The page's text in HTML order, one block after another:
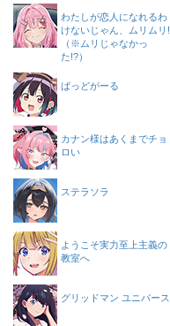
わたしが恋人になれるわ
けないじゃん、ムリムリ!
（※ムリじゃなかっ
た!?）
ばっどがーる
カナン様はあくまでチョ
ロい
ステラソラ
ようこそ実力至上主義の
教室へ
グリッドマン ユニバース